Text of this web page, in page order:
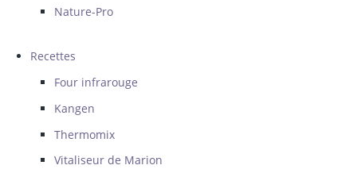
Nature-Pro
Recettes
Four infrarouge
Kangen
Thermomix
Vitaliseur de Marion